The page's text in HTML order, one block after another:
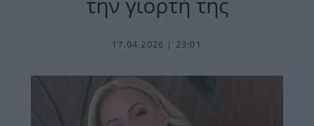
17.04.2026 | 23:01